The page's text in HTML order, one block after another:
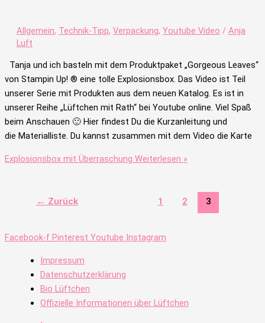
Allgemein, Technik-Tipp, Verpackung, Youtube Video / Anja
Luft
Tanja und ich basteln mit dem Produktpaket „Gorgeous Leaves“
von Stampin Up! ® eine tolle Explosionsbox. Das Video ist Teil
unserer Serie mit Produkten aus dem neuen Katalog. Es ist in
unserer Reihe „Lüftchen mit Rath“ bei Youtube online. Viel Spaß
beim Anschauen 🙂 Hier findest Du die Kurzanleitung und
die Materialliste. Du kannst zusammen mit dem Video die Karte
Explosionsbox mit Überraschung Weiterlesen »
← Zurück 1 2 3
Facebook-f Pinterest Youtube Instagram
Impressum
Datenschutzerklärung
Bio Lüftchen
Offizielle Informationen über Lüftchen